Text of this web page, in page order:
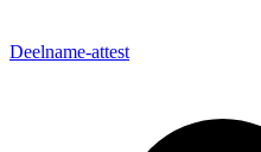
Deelname-attest